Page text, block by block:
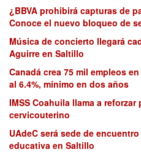
¿BBVA prohibirá capturas de
Conoce el nuevo bloqueo de
Música de concierto llegará
Aguirre en Saltillo
Canadá crea 75 mil empleos
al 6.4%, mínimo en dos años
IMSS Coahuila llama a
cervicouterino
UAdeC será sede de
educativa en Saltillo